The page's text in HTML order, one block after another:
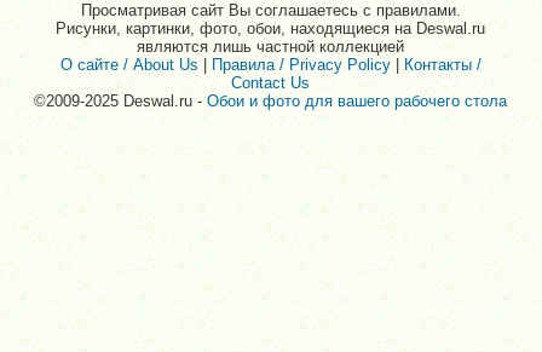
Просматривая сайт Вы соглашаетесь с правилами.
Рисунки, картинки, фото, обои, находящиеся на Deswal.ru
являются лишь частной коллекцией
О сайте / About Us | Правила / Privacy Policy | Контакты /
Contact Us
©2009-2025 Deswal.ru -Обои и фото для вашего рабочего стола